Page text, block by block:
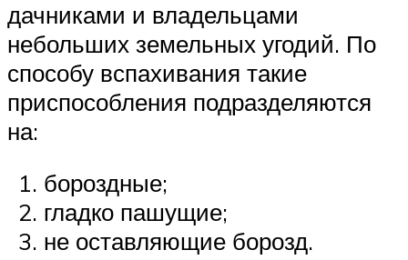
дачниками и владельцами
небольших земельных угодий. По
способу вспахивания такие
приспособления подразделяются
на:
бороздные;
гладко пашущие;
не оставляющие борозд.